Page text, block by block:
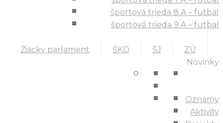
športová trieda 8.A – futbal
športová trieda 9.A – futbal
Žiacky parlament ŠKD ŠJ ZÚ
Novinky
Oznamy
Aktivity